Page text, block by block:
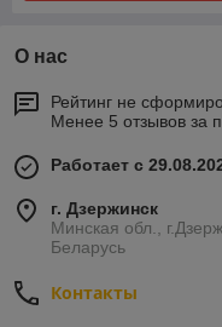
О нас
Рейтинг не
Менее 5 отзывов за
Работает с
г. Дзержинск
Минская обл.,
Беларусь
Контакты